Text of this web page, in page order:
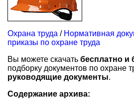
Охрана труда / Нормативная
приказы по охране труда
Вы можете скачать бесплатно и
подборку документов по охране
руководящие документы.
Содержание архива: